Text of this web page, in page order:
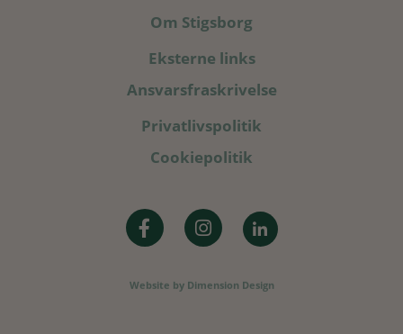
Om Stigsborg
Eksterne links
Ansvarsfraskrivelse
Privatlivspolitik
Cookiepolitik
Website by Dimension Design